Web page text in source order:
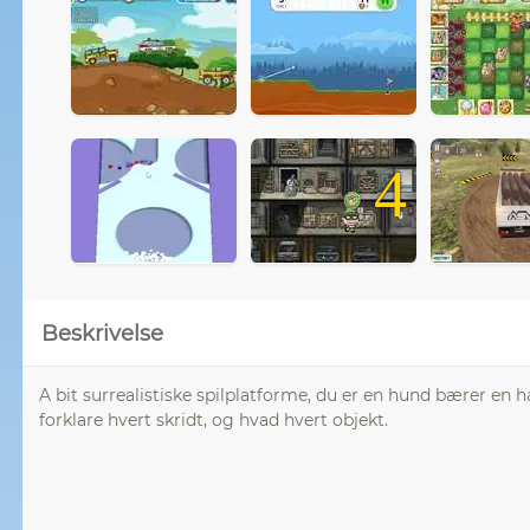
4
Beskrivelse
A bit surrealistiske spilplatforme, du er en hund bærer en
forklare hvert skridt, og hvad hvert objekt.